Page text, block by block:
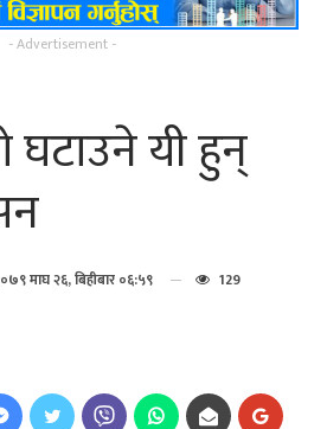
- Advertisement -
घटाउने यी हुन्
माघ २६, बिहीबार ०६:५९
129